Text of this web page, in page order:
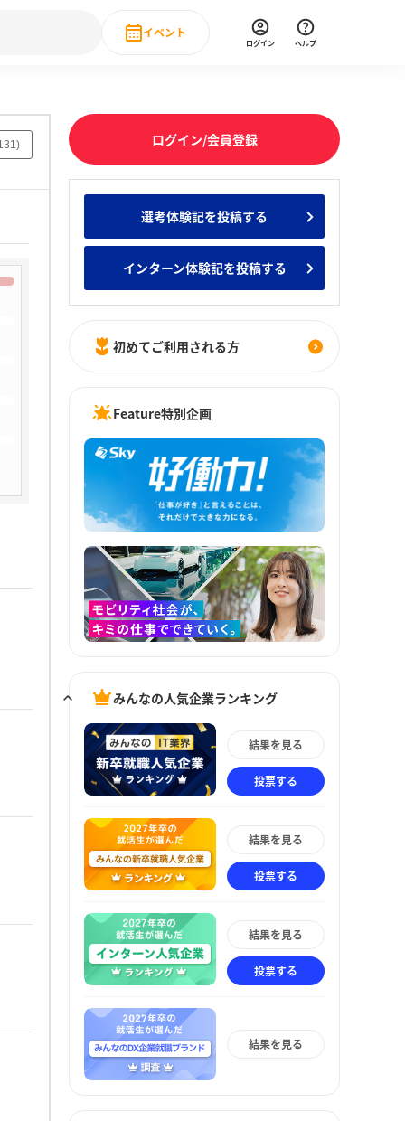
新卒就職人気企業ランキング みんなのインターン人気企業ランキ
・DX現場社員インタビュー
イベント
直近のイベント一覧
ログイン ヘルプ
) ログイン/会員登録
選考体験記を投稿する
インターン体験記を投稿する
初めてご利用される方
Feature特別企画
みんなの人気企業ランキング
結果を見る
投票する
結果を見る
投票する
結果を見る
投票する
結果を見る